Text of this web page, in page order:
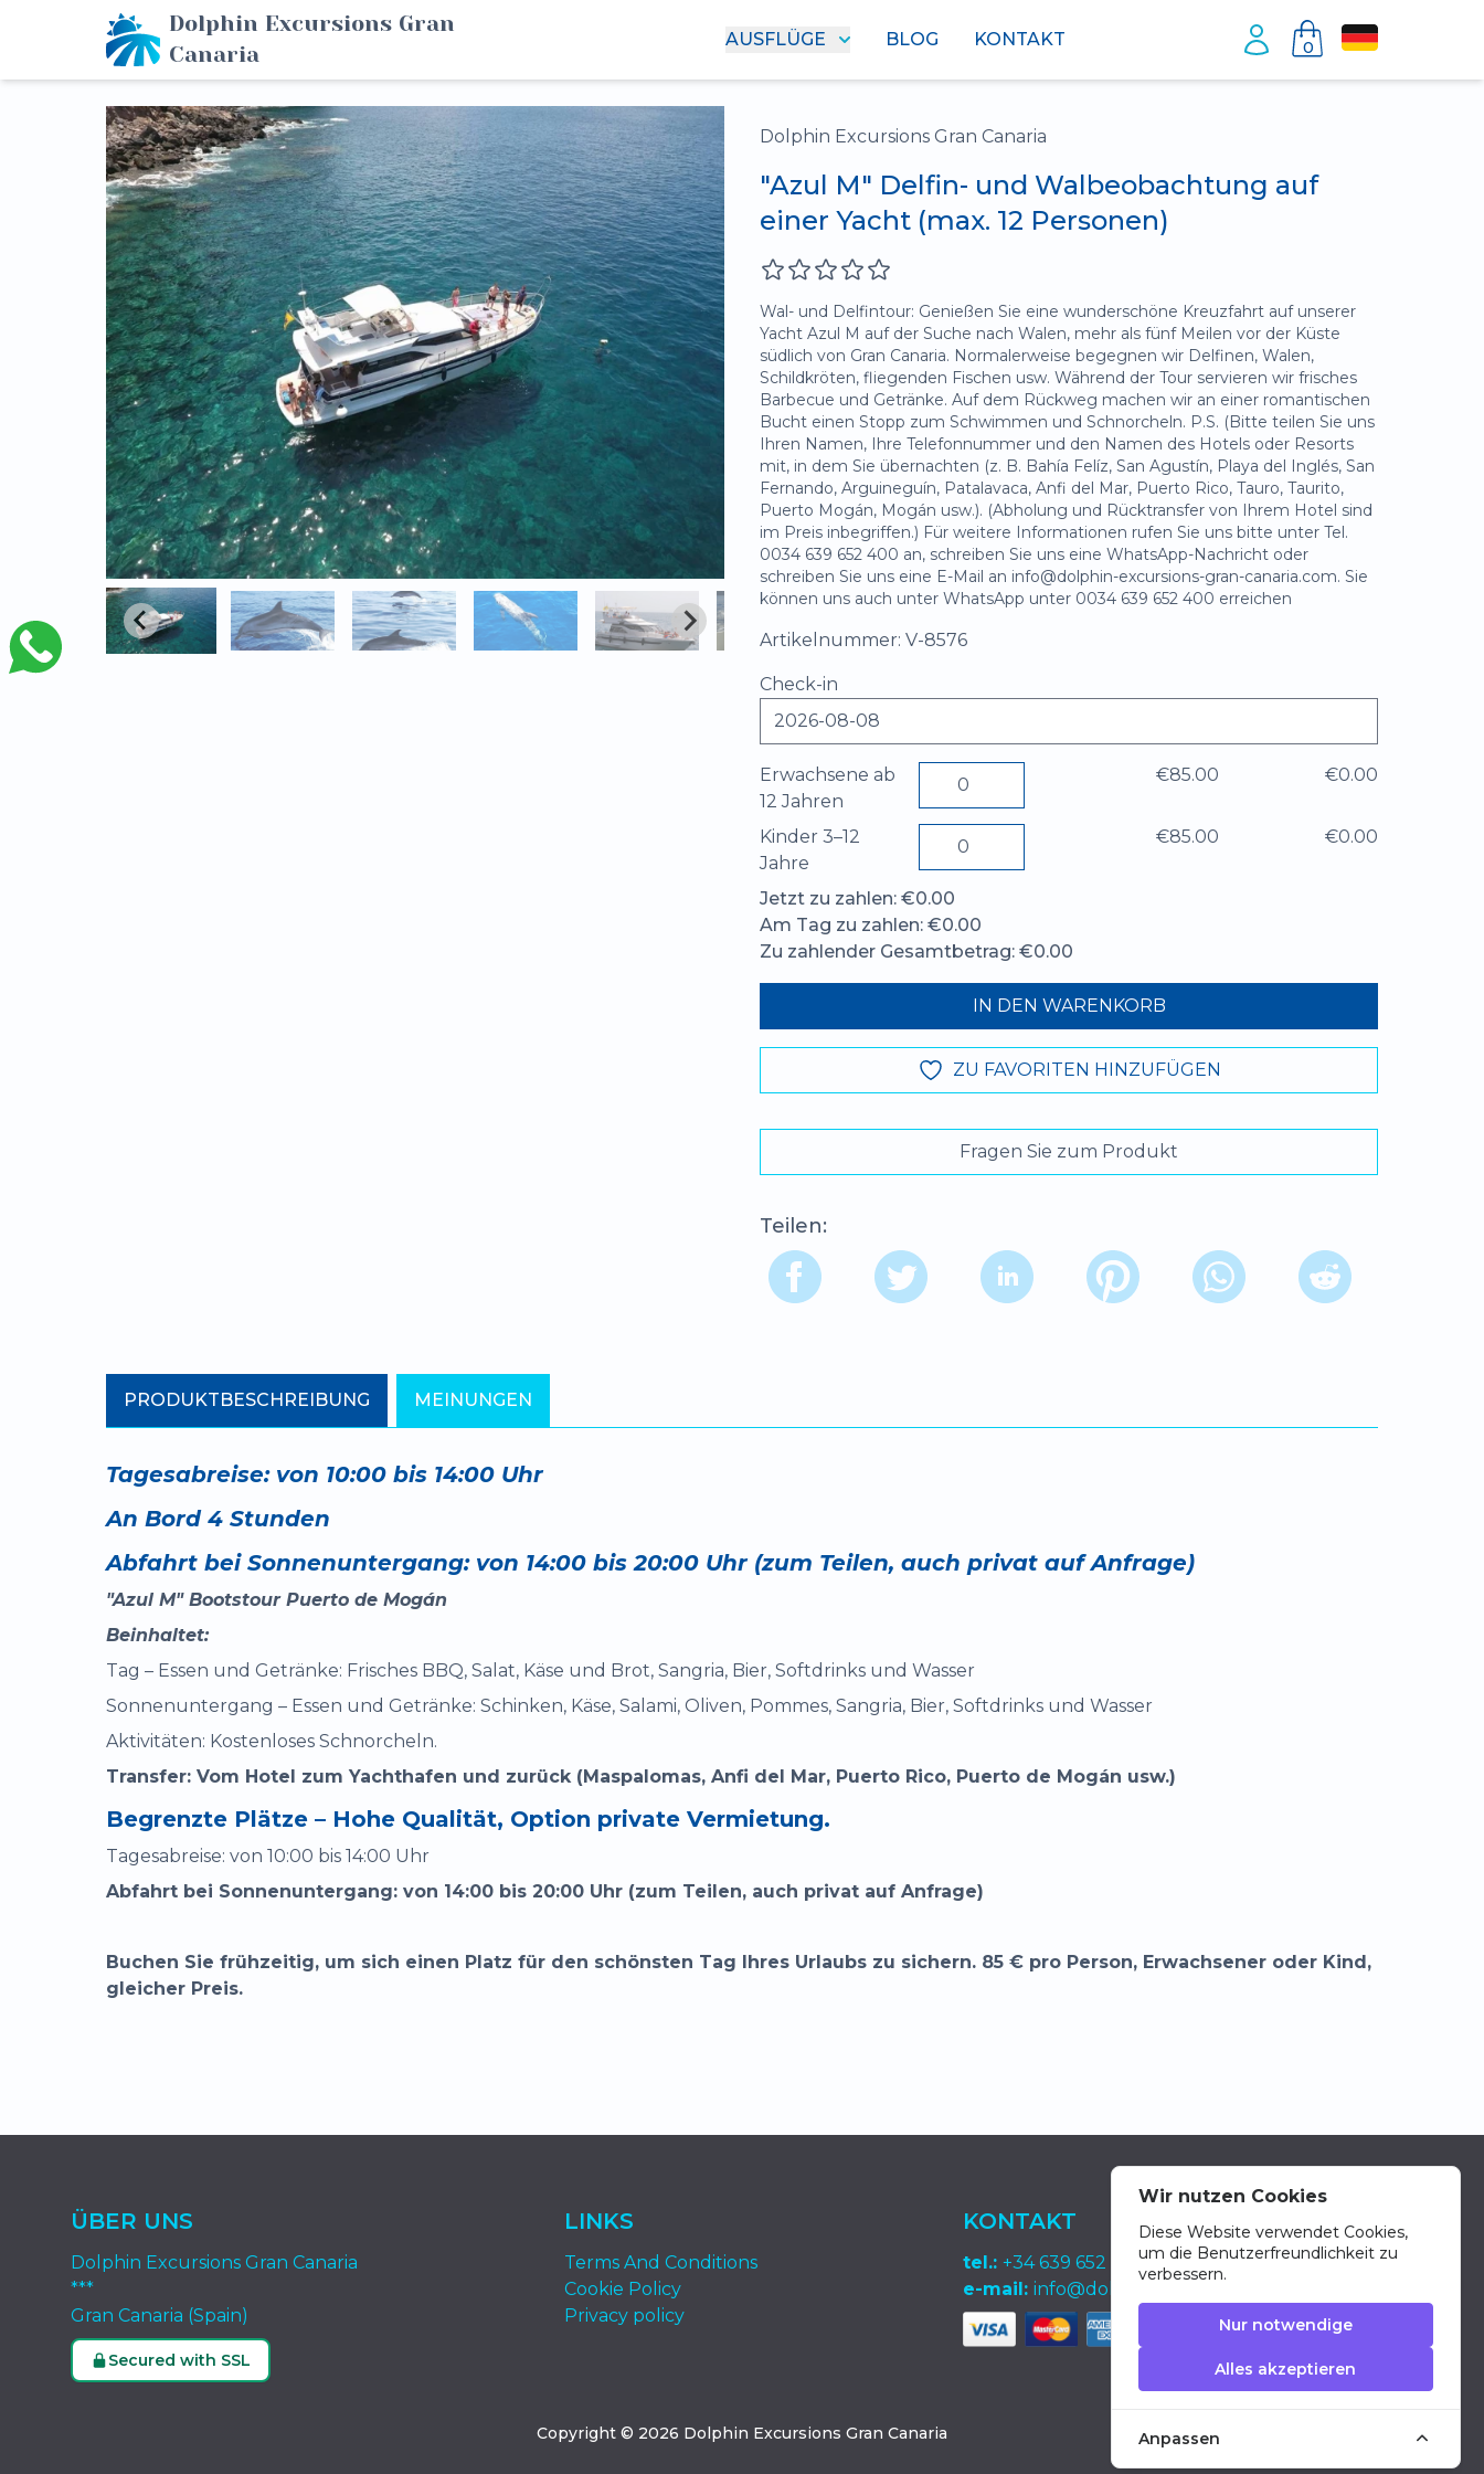
Dolphin Excursions Gran
Canaria
AUSFLÜGE BLOG KONTAKT 0
Dolphin Excursions Gran Canaria
"Azul M" Delfin- und Walbeobachtung auf
einer Yacht (max. 12 Personen)
Wal- und Delfintour: Genießen Sie eine wunderschöne Kreuzfahrt auf unserer
Yacht Azul M auf der Suche nach Walen, mehr als fünf Meilen vor der Küste
südlich von Gran Canaria. Normalerweise begegnen wir Delfinen, Walen,
Schildkröten, fliegenden Fischen usw. Während der Tour servieren wir frisches
Barbecue und Getränke. Auf dem Rückweg machen wir an einer romantischen
Bucht einen Stopp zum Schwimmen und Schnorcheln. P.S. (Bitte teilen Sie uns
Ihren Namen, Ihre Telefonnummer und den Namen des Hotels oder Resorts
mit, in dem Sie übernachten (z. B. Bahía Felíz, San Agustín, Playa del Inglés, San
Fernando, Arguineguín, Patalavaca, Anfi del Mar, Puerto Rico, Tauro, Taurito,
Puerto Mogán, Mogán usw.). (Abholung und Rücktransfer von Ihrem Hotel sind
im Preis inbegriffen.) Für weitere Informationen rufen Sie uns bitte unter Tel.
0034 639 652 400 an, schreiben Sie uns eine WhatsApp-Nachricht oder
schreiben Sie uns eine E-Mail an info@dolphin-excursions-gran-canaria.com. Sie
können uns auch unter WhatsApp unter 0034 639 652 400 erreichen
Artikelnummer: V-8576
Check-in
Erwachsene ab
12 Jahren
€85.00 €0.00
Kinder 3–12
Jahre
€85.00 €0.00
Jetzt zu zahlen: €0.00
Am Tag zu zahlen: €0.00
Zu zahlender Gesamtbetrag: €0.00
IN DEN WARENKORB
ZU FAVORITEN HINZUFÜGEN
Fragen Sie zum Produkt
Teilen:
PRODUKTBESCHREIBUNG MEINUNGEN
Tagesabreise: von 10:00 bis 14:00 Uhr
An Bord 4 Stunden
Abfahrt bei Sonnenuntergang: von 14:00 bis 20:00 Uhr (zum Teilen, auch privat auf Anfrage)
"Azul M" Bootstour Puerto de Mogán
Beinhaltet:
Tag – Essen und Getränke: Frisches BBQ, Salat, Käse und Brot, Sangria, Bier, Softdrinks und Wasser
Sonnenuntergang – Essen und Getränke: Schinken, Käse, Salami, Oliven, Pommes, Sangria, Bier, Softdrinks und Wasser
Aktivitäten: Kostenloses Schnorcheln.
Transfer: Vom Hotel zum Yachthafen und zurück (Maspalomas, Anfi del Mar, Puerto Rico, Puerto de Mogán usw.)
Begrenzte Plätze – Hohe Qualität, Option private Vermietung.
Tagesabreise: von 10:00 bis 14:00 Uhr
Abfahrt bei Sonnenuntergang: von 14:00 bis 20:00 Uhr (zum Teilen, auch privat auf Anfrage)
Buchen Sie frühzeitig, um sich einen Platz für den schönsten Tag Ihres Urlaubs zu sichern. 85 € pro Person, Erwachsener oder Kind,
gleicher Preis.
ÜBER UNS
Dolphin Excursions Gran Canaria
***
Gran Canaria (Spain)
Secured with SSL
LINKS
Terms And Conditions
Cookie Policy
Privacy policy
KONTAKT
tel.: +34 639 652 400
e-mail: info@dolphin-excursions-gran-canaria.com
Copyright © 2026 Dolphin Excursions Gran Canaria
Wir nutzen Cookies
Diese Website verwendet Cookies,
um die Benutzerfreundlichkeit zu
verbessern.
Nur notwendige
Alles akzeptieren
Anpassen